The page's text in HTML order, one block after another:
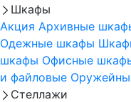
Шкафы
Акция Архивные
Одежные шкафы
шкафы Офисные
и файловые
Стеллажи